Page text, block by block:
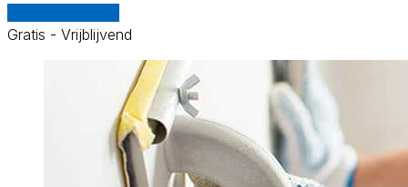
Gratis - Vrijblijvend